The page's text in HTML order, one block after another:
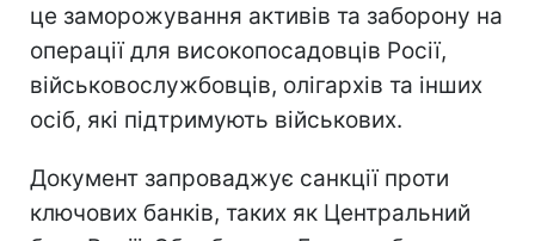
це заморожування активів та заборону на
операції для високопосадовців Росії,
військовослужбовців, олігархів та інших
осіб, які підтримують військових.
Документ запроваджує санкції проти
ключових банків, таких як Центральний